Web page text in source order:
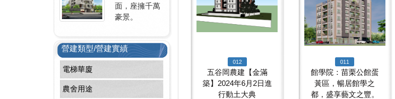
面，座擁千萬
豪景。
營建類型/營建實績
電梯華廈
農舍用途
012
五谷岡農建【金滿
築】2024年6月2日進
行動土大典
011
館學院：苗栗公館蛋
黃區，暢居館學之
都，盛享藝文之豐。